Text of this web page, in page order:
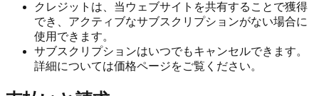
クレジットは、当ウェブサイトを共有することで獲得
でき、アクティブなサブスクリプションがない場合に
使用できます。
サブスクリプションはいつでもキャンセルできます。
詳細については価格ページをご覧ください。